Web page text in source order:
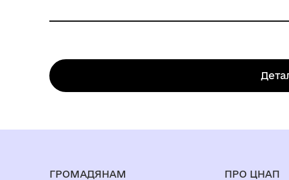
самоврядування.Послуги з видачі довідок
вирішення житлових питань надаються на
Закон України "Про місцеве самоврядування
ГРОМАДЯНАМ ПРО ЦНАП